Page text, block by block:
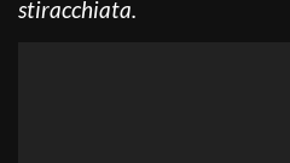
stiracchiata.